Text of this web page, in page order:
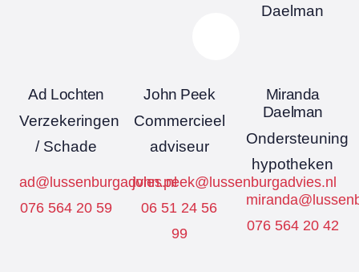
Ad Lochten
Verzekeringen
/ Schade
ad@lussenburgadvies.nl
076 564 20 59
John Peek
Commercieel
adviseur
john.peek@lussenburgadvies.nl
06 51 24 56
99
Miranda
Daelman
Ondersteuning
hypotheken
076 564 20 42